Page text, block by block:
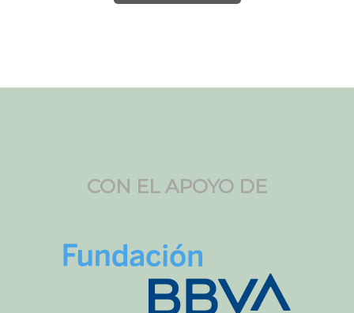
CON EL APOYO DE